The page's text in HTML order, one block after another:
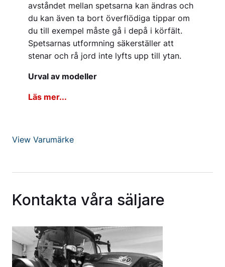
avståndet mellan spetsarna kan ändras och
du kan även ta bort överflödiga tippar om
du till exempel måste gå i depå i körfält.
Spetsarnas utformning säkerställer att
stenar och rå jord inte lyfts upp till ytan.
Urval av modeller
Läs mer...
View Varumärke
Kontakta våra säljare